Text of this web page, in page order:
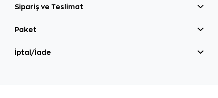
Sipariş ve Teslimat
Paket
İptal/İade